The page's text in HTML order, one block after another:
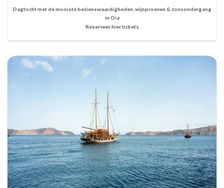
Dagtocht met de mooiste bezienswaardigheden, wijnproeven & zonsondergang
in Oia
Reserveer hier tickets